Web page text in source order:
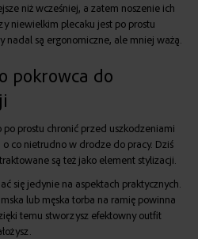
niż wcześniej, a zatem noszenie ich
niewielkim plecaku jest po prostu
nadal są ergonomiczne, ale mniej ważą.
pokrowca do
po prostu chronić przed uszkodzeniami
co nietrudno w drodze do pracy. Dziś
są też jako element stylizacji.
się jedynie na aspektach praktycznych.
lub męska torba na ramię powinna
temu stworzysz efektowny outfit